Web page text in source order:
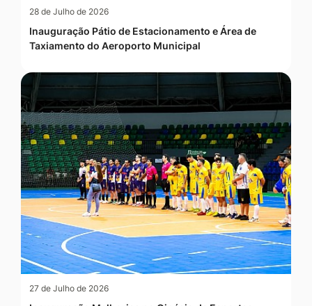
28 de Julho de 2026
Inauguração Pátio de Estacionamento e Área de
Taxiamento do Aeroporto Municipal
27 de Julho de 2026